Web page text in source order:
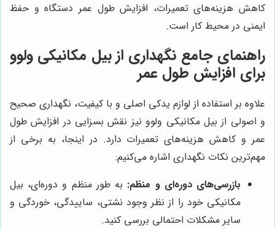
کاهش هزینه‌های تعمیرات، افزایش طول عمر دستگاه و حفظ
ایمنی در محیط کار است.
راهنمای جامع نگهداری از بیل مکانیکی ولوو
برای افزایش طول عمر
علاوه بر استفاده از لوازم یدکی اصلی و با کیفیت، نگهداری صحیح
و اصولی از بیل مکانیکی ولوو نیز نقش بسزایی در افزایش طول
عمر و کاهش هزینه‌های تعمیرات دارد. در اینجا، به برخی از
مهم‌ترین نکات نگهداری اشاره می‌کنیم:
بازرسی‌های دوره‌ای و منظم: به طور منظم و دوره‌ای، بیل
مکانیکی خود را از نظر وجود نشتی، ساییدگی، خوردگی و
سایر مشکلات احتمالی بررسی کنید.